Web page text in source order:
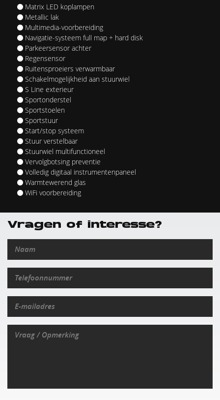
Matrix LED koplampen
Metallic lak
Multimedia-voorbereiding
Navigatie-systeem full map + hard disk
Parkeersensor achter
Regensensor
Ruitensproeiers verwarmbaar
Schakelmogelijkheid aan stuurwiel
S Line exterieur
Sportonderstel
Sportstoelen
Sportstuur
Start/stop systeem
Stuur verstelbaar
Stuurwiel multifunctioneel
Vervolgbotsing preventie
Volledig digitaal instrumentenpaneel
Warmtewerend glas
WiFi voorbereiding
Vragen of interesse?